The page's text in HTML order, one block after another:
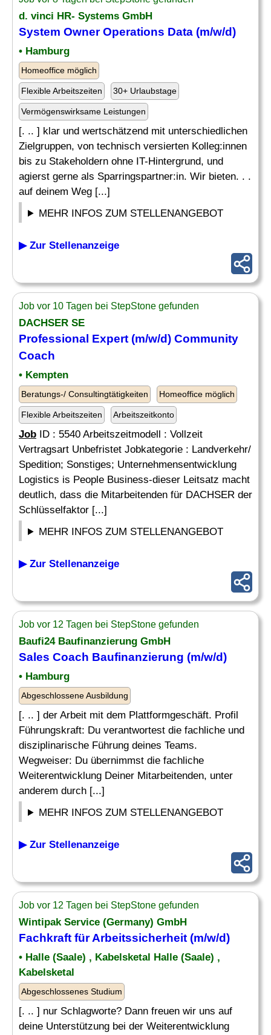
d. vinci HR- Systems GmbH
System Owner Operations Data (m/w/d)
• Hamburg
Homeoffice möglich
Flexible Arbeitszeiten 30+ Urlaubstage
Vermögenswirksame Leistungen
[. .. ] klar und wertschätzend mit unterschiedlichen
Zielgruppen, von technisch versierten Kolleg:innen
bis zu Stakeholdern ohne IT-Hintergrund, und
agierst gerne als Sparringspartner:in. Wir bieten. . .
auf deinem Weg [...]
MEHR INFOS ZUM STELLENANGEBOT
▶ Zur Stellenanzeige
Job vor 10 Tagen bei StepStone gefunden
DACHSER SE
Professional Expert (m/w/d) Community
Coach
• Kempten
Beratungs-/ Consultingtätigkeiten Homeoffice möglich
Flexible Arbeitszeiten Arbeitszeitkonto
Job ID : 5540 Arbeitszeitmodell : Vollzeit
Vertragsart Unbefristet Jobkategorie : Landverkehr/
Spedition; Sonstiges; Unternehmensentwicklung
Logistics is People Business-dieser Leitsatz macht
deutlich, dass die Mitarbeitenden für DACHSER der
Schlüsselfaktor [...]
MEHR INFOS ZUM STELLENANGEBOT
▶ Zur Stellenanzeige
Job vor 12 Tagen bei StepStone gefunden
Baufi24 Baufinanzierung GmbH
Sales Coach Baufinanzierung (m/w/d)
• Hamburg
Abgeschlossene Ausbildung
[. .. ] der Arbeit mit dem Plattformgeschäft. Profil
Führungskraft: Du verantwortest die fachliche und
disziplinarische Führung deines Teams.
Wegweiser: Du übernimmst die fachliche
Weiterentwicklung Deiner Mitarbeitenden, unter
anderem durch [...]
MEHR INFOS ZUM STELLENANGEBOT
▶ Zur Stellenanzeige
Job vor 12 Tagen bei StepStone gefunden
Wintipak Service (Germany) GmbH
Fachkraft für Arbeitssicherheit (m/w/d)
• Halle (Saale) , Kabelsketal Halle (Saale) ,
Kabelsketal
Abgeschlossenes Studium
[. .. ] nur Schlagworte? Dann freuen wir uns auf
deine Unterstützung bei der Weiterentwicklung